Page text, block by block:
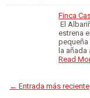
Finca
El
estrena
la
Read
← Entrada más reciente